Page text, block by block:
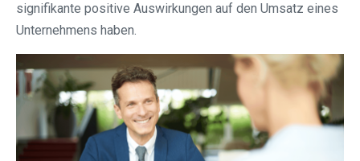
signifikante positive Auswirkungen auf den Umsatz eines
Unternehmens haben.